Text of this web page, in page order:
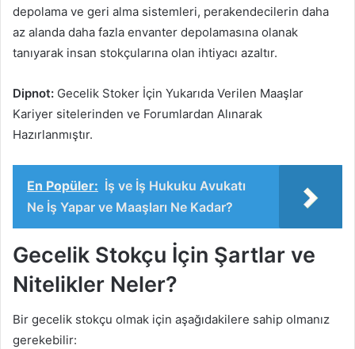
depolama ve geri alma sistemleri, perakendecilerin daha
az alanda daha fazla envanter depolamasına olanak
tanıyarak insan stokçularına olan ihtiyacı azaltır.
Dipnot: Gecelik Stoker İçin Yukarıda Verilen Maaşlar
Kariyer sitelerinden ve Forumlardan Alınarak
Hazırlanmıştır.
En Popüler: İş ve İş Hukuku Avukatı
Ne İş Yapar ve Maaşları Ne Kadar?
Gecelik Stokçu İçin Şartlar ve
Nitelikler Neler?
Bir gecelik stokçu olmak için aşağıdakilere sahip olmanız
gerekebilir: